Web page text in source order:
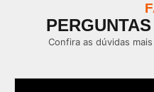
Confira as dúvidas